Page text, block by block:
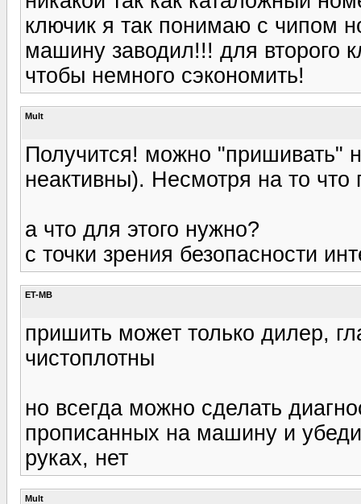
ключик я так понимаю с чипом
машину заводил!!! для второго
чтобы немного сэкономить!
Mult
Получится! можно "пришивать"
неактивны). Несмотря на то
а что для этого нужно?
с точки зрения безопасности
ET-MB
пришить может только дилер,
чистоплотны
но всегда можно сделать
прописанных на машину и
руках, нет
Mult